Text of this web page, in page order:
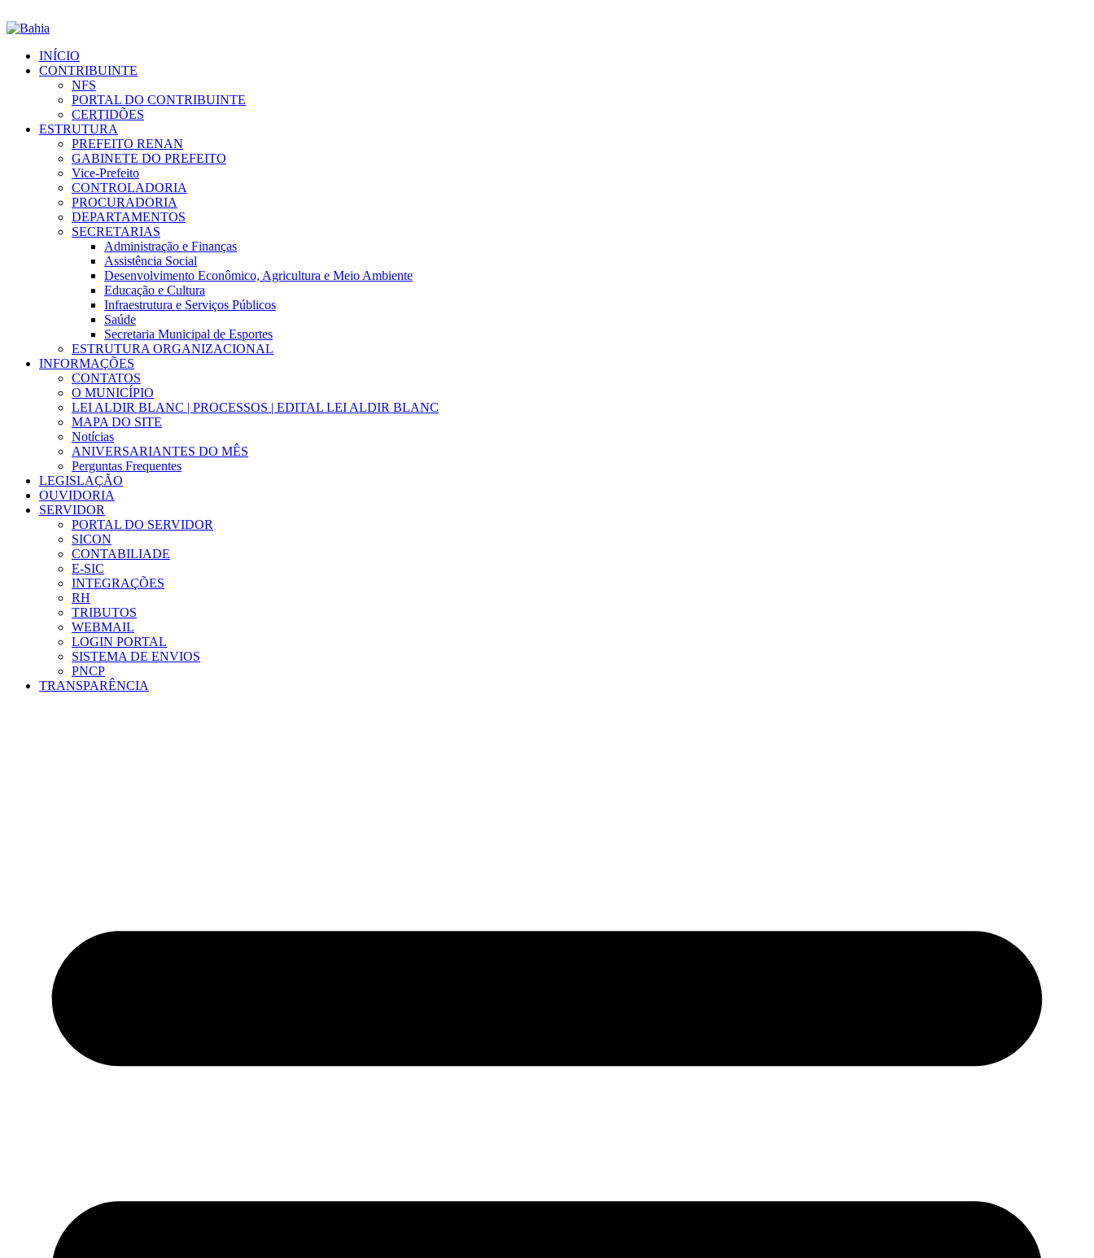
INÍCIO
CONTRIBUINTE
NFS
PORTAL DO CONTRIBUINTE
CERTIDÕES
ESTRUTURA
PREFEITO RENAN
GABINETE DO PREFEITO
Vice-Prefeito
CONTROLADORIA
PROCURADORIA
DEPARTAMENTOS
SECRETARIAS
Administração e Finanças
Assistência Social
Desenvolvimento Econômico, Agricultura e Meio Ambiente
Educação e Cultura
Infraestrutura e Serviços Públicos
Saúde
Secretaria Municipal de Esportes
ESTRUTURA ORGANIZACIONAL
INFORMAÇÕES
CONTATOS
O MUNICÍPIO
LEI ALDIR BLANC | PROCESSOS | EDITAL LEI ALDIR BLANC
MAPA DO SITE
Notícias
ANIVERSARIANTES DO MÊS
Perguntas Frequentes
LEGISLAÇÃO
OUVIDORIA
SERVIDOR
PORTAL DO SERVIDOR
SICON
CONTABILIADE
E-SIC
INTEGRAÇÕES
RH
TRIBUTOS
WEBMAIL
LOGIN PORTAL
SISTEMA DE ENVIOS
PNCP
TRANSPARÊNCIA